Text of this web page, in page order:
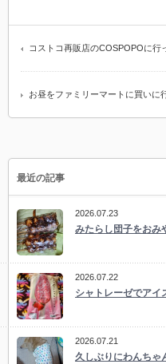
コストコ再販店のCOSPOPOに行
お昼をファミリーマートに買いに
最近の記事
2026.07.23
みたらし団子をおみ
2026.07.22
シャトレーゼでア
2026.07.21
久しぶりにわんちゃ